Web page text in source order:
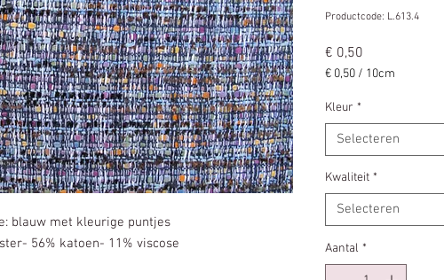
blauw met kleurige puntjes
56% katoen- 11% viscose
Productcode: L.613.4
€ 0,50
€ 0,50 / 10cm
per
10
Centimeters
Kleur *
Selecteren
Kwaliteit *
Selecteren
Aantal *